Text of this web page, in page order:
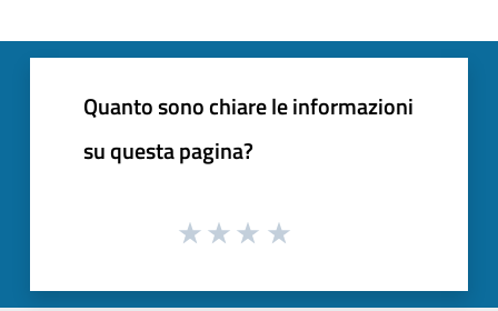
Quanto sono chiare le informazioni
su questa pagina?